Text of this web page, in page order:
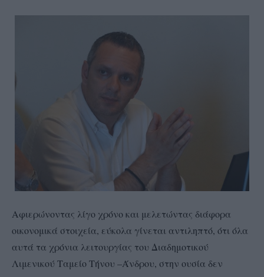
Αφιερώνοντας λίγο χρόνο και μελετώντας διάφορα
οικονομικά στοιχεία, εύκολα γίνεται αντιληπτό, ότι όλα
αυτά τα χρόνια λειτουργίας του Διαδημοτικού
Λιμενικού Ταμείο Τήνου –Άνδρου, στην ουσία δεν